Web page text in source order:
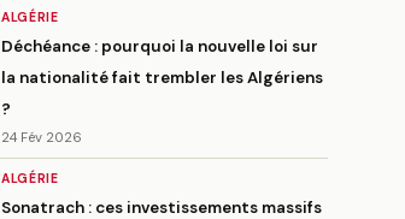
ALGÉRIE
Déchéance : pourquoi la nouvelle loi sur
la nationalité fait trembler les Algériens
?
24 Fév 2026
ALGÉRIE
Sonatrach : ces investissements massifs